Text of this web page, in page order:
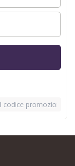
ospiti per il
promozionale